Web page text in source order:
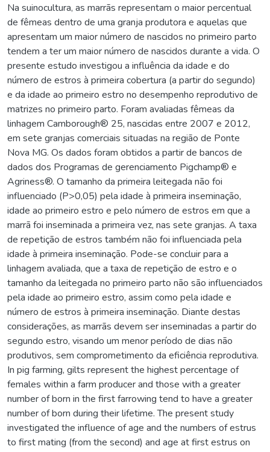
Na suinocultura, as marrãs representam o maior percentual
de fêmeas dentro de uma granja produtora e aquelas que
apresentam um maior número de nascidos no primeiro parto
tendem a ter um maior número de nascidos durante a vida. O
presente estudo investigou a influência da idade e do
número de estros à primeira cobertura (a partir do segundo)
e da idade ao primeiro estro no desempenho reprodutivo de
matrizes no primeiro parto. Foram avaliadas fêmeas da
linhagem Camborough® 25, nascidas entre 2007 e 2012,
em sete granjas comerciais situadas na região de Ponte
Nova MG. Os dados foram obtidos a partir de bancos de
dados dos Programas de gerenciamento Pigchamp® e
Agriness®. O tamanho da primeira leitegada não foi
influenciado (P>0,05) pela idade à primeira inseminação,
idade ao primeiro estro e pelo número de estros em que a
marrã foi inseminada a primeira vez, nas sete granjas. A taxa
de repetição de estros também não foi influenciada pela
idade à primeira inseminação. Pode-se concluir para a
linhagem avaliada, que a taxa de repetição de estro e o
tamanho da leitegada no primeiro parto não são influenciados
pela idade ao primeiro estro, assim como pela idade e
número de estros à primeira inseminação. Diante destas
considerações, as marrãs devem ser inseminadas a partir do
segundo estro, visando um menor período de dias não
produtivos, sem comprometimento da eficiência reprodutiva.
In pig farming, gilts represent the highest percentage of
females within a farm producer and those with a greater
number of born in the first farrowing tend to have a greater
number of born during their lifetime. The present study
investigated the influence of age and the numbers of estrus
to first mating (from the second) and age at first estrus on